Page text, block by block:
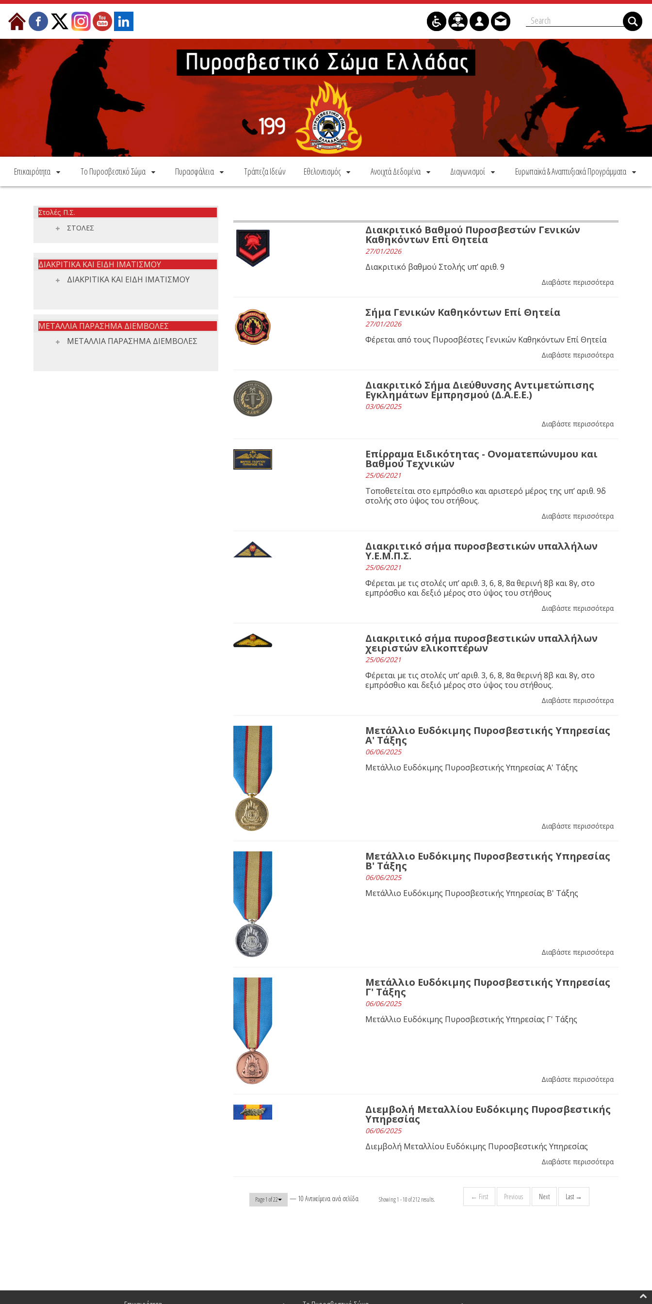
Skip to Content
Επικαιρότητα Το Πυροσβεστικό Σώμα Πυρασφάλεια Τράπεζα Ιδεών Εθελοντισμός Ανοιχτά Δεδομένα Διαγωνισμοί Ευρωπαϊκά & Αναπτυξιακά Προγράμματα
Στολές Π.Σ.
ΣΤΟΛΕΣ
ΔΙΑΚΡΙΤΙΚΑ ΚΑΙ ΕΙΔΗ ΙΜΑΤΙΣΜΟΥ
ΔΙΑΚΡΙΤΙΚΑ ΚΑΙ ΕΙΔΗ ΙΜΑΤΙΣΜΟΥ
ΜΕΤΑΛΛΙΑ ΠΑΡΑΣΗΜΑ ΔΙΕΜΒΟΛΕΣ
ΜΕΤΑΛΛΙΑ ΠΑΡΑΣΗΜΑ ΔΙΕΜΒΟΛΕΣ
Διακριτικό Βαθμού Πυροσβεστών Γενικών
Καθηκόντων Επί Θητεία
27/01/2026
Διακριτικό βαθμού Στολής υπ’ αριθ. 9
Διαβάστε περισσότερα
Σήμα Γενικών Καθηκόντων Επί Θητεία
27/01/2026
Φέρεται από τους Πυροσβέστες Γενικών Καθηκόντων Επί Θητεία
Διαβάστε περισσότερα
Διακριτικό Σήμα Διεύθυνσης Αντιμετώπισης
Εγκλημάτων Εμπρησμού (Δ.Α.Ε.Ε.)
03/06/2025
Διαβάστε περισσότερα
Επίρραμα Ειδικότητας - Ονοματεπώνυμου και
Βαθμού Τεχνικών
25/06/2021
Τοποθετείται στο εμπρόσθιο και αριστερό μέρος της υπ’ αριθ. 9δ
στολής στο ύψος του στήθους.
Διαβάστε περισσότερα
Διακριτικό σήμα πυροσβεστικών υπαλλήλων
Υ.Ε.Μ.Π.Σ.
25/06/2021
Φέρεται με τις στολές υπ’ αριθ. 3, 6, 8, 8α θερινή 8β και 8γ, στο
εμπρόσθιο και δεξιό μέρος στο ύψος του στήθους
Διαβάστε περισσότερα
Διακριτικό σήμα πυροσβεστικών υπαλλήλων
χειριστών ελικοπτέρων
25/06/2021
Φέρεται με τις στολές υπ’ αριθ. 3, 6, 8, 8α θερινή 8β και 8γ, στο
εμπρόσθιο και δεξιό μέρος στο ύψος του στήθους.
Διαβάστε περισσότερα
Μετάλλιο Ευδόκιμης Πυροσβεστικής Υπηρεσίας
Α' Τάξης
06/06/2025
Μετάλλιο Ευδόκιμης Πυροσβεστικής Υπηρεσίας Α' Τάξης
Διαβάστε περισσότερα
Μετάλλιο Ευδόκιμης Πυροσβεστικής Υπηρεσίας
Β' Τάξης
06/06/2025
Μετάλλιο Ευδόκιμης Πυροσβεστικής Υπηρεσίας Β' Τάξης
Διαβάστε περισσότερα
Μετάλλιο Ευδόκιμης Πυροσβεστικής Υπηρεσίας
Γ' Τάξης
06/06/2025
Μετάλλιο Ευδόκιμης Πυροσβεστικής Υπηρεσίας Γ' Τάξης
Διαβάστε περισσότερα
Διεμβολή Μεταλλίου Ευδόκιμης Πυροσβεστικής
Υπηρεσίας
06/06/2025
Διεμβολή Μεταλλίου Ευδόκιμης Πυροσβεστικής Υπηρεσίας
Διαβάστε περισσότερα
Page 1 of 22 — 10 Αντικείμενα ανά σελίδα Showing 1 - 10 of 212 results. ← First Previous Next Last →